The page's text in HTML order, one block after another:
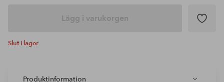
Lägg i varukorgen
Slut i lager
Produktinformation